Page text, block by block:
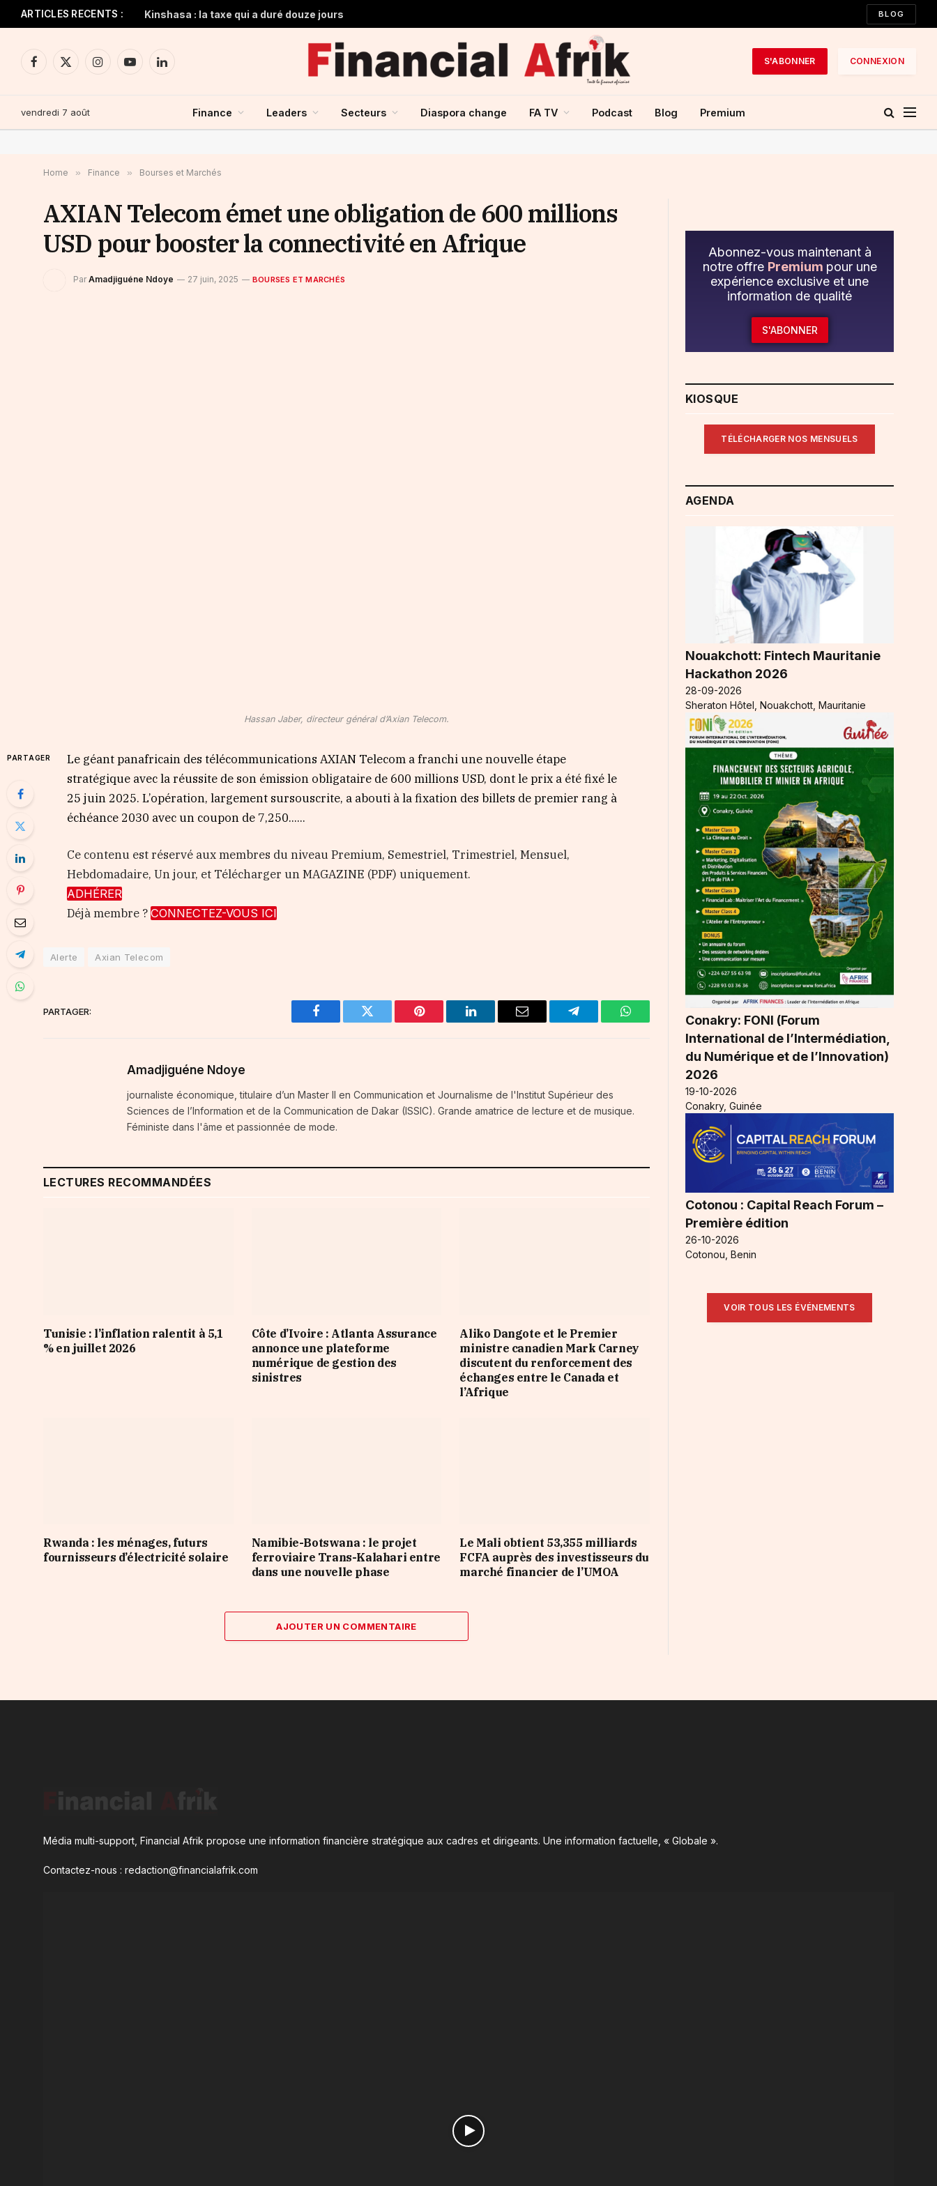
ARTICLES RECENTS : Kinshasa : la taxe qui a duré douze jours BLOG
Facebook
X
InstagramYouTubeLinkedIn
S'ABONNER CONNEXION
vendredi 7 août Finance Leaders Secteurs Diaspora change FA TV Podcast Blog Premium
Home » Finance » Bourses et Marchés
AXIAN Telecom émet une obligation de 600 millions
USD pour booster la connectivité en Afrique
Par Amadjiguéne Ndoye 27 juin, 2025 BOURSES ET MARCHÉS
Hassan Jaber, directeur général d’Axian Telecom.
PARTAGER
Le géant panafricain des télécommunications AXIAN Telecom a franchi une nouvelle étape
stratégique avec la réussite de son émission obligataire de 600 millions USD, dont le prix a été fixé le
25 juin 2025. L’opération, largement sursouscrite, a abouti à la fixation des billets de premier rang à
échéance 2030 avec un coupon de 7,250…...
Ce contenu est réservé aux membres du niveau Premium, Semestriel, Trimestriel, Mensuel,
Hebdomadaire, Un jour, et Télécharger un MAGAZINE (PDF) uniquement.
ADHÉRER
Déjà membre ?CONNECTEZ-VOUS ICI
Alerte Axian Telecom
PARTAGER:
Facebook Twitter Pinterest LinkedIn Email Telegram WhatsApp
Amadjiguéne Ndoye
journaliste économique, titulaire d’un Master II en Communication et Journalisme de l'Institut Supérieur des
Sciences de l’Information et de la Communication de Dakar (ISSIC). Grande amatrice de lecture et de musique.
Féministe dans l'âme et passionnée de mode.
LECTURES RECOMMANDÉES
Tunisie : l’inflation ralentit à 5,1
% en juillet 2026
Côte d’Ivoire : Atlanta Assurance
annonce une plateforme
numérique de gestion des
sinistres
Aliko Dangote et le Premier
ministre canadien Mark Carney
discutent du renforcement des
échanges entre le Canada et
l’Afrique
Rwanda : les ménages, futurs
fournisseurs d’électricité solaire
Namibie-Botswana : le projet
ferroviaire Trans-Kalahari entre
dans une nouvelle phase
Le Mali obtient 53,355 milliards
FCFA auprès des investisseurs du
marché financier de l’UMOA
AJOUTER UN COMMENTAIRE
Abonnez-vous maintenant à
notre offre Premium pour une
expérience exclusive et une
information de qualité
S'ABONNER
KIOSQUE
TÉLÉCHARGER NOS MENSUELS
AGENDA
Nouakchott: Fintech Mauritanie
Hackathon 2026
28-09-2026
Sheraton Hôtel, Nouakchott, Mauritanie
Conakry: FONI (Forum
International de l’Intermédiation,
du Numérique et de l’Innovation)
2026
19-10-2026
Conakry, Guinée
Cotonou : Capital Reach Forum –
Première édition
26-10-2026
Cotonou, Benin
VOIR TOUS LES ÉVÉNEMENTS
Média multi-support, Financial Afrik propose une information financière stratégique aux cadres et dirigeants. Une information factuelle, « Globale ».
Contactez-nous : redaction@financialafrik.com